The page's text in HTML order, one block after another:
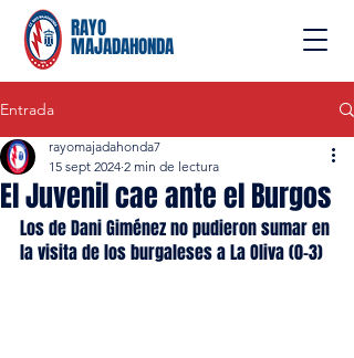
RAYO
MAJADAHONDA
Entrada
El Juvenil cae ante el Burgos
rayomajadahonda7
15 sept 2024 2 min de lectura
Los de Dani Giménez no pudieron sumar en
la visita de los burgaleses a La Oliva (0-3)